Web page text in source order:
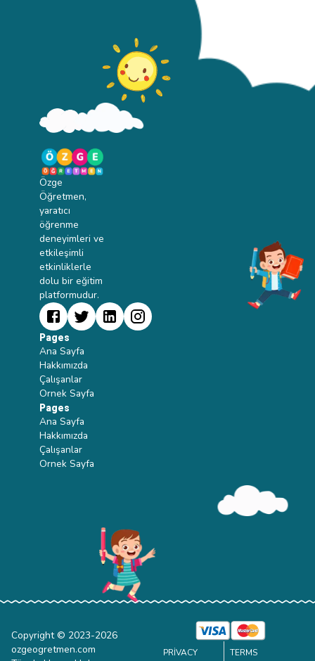
Özge
Öğretmen,
yaratıcı
öğrenme
deneyimleri ve
etkileşimli
etkinliklerle
dolu bir eğitim
platformudur.
Pages
Ana Sayfa
Hakkımızda
Çalışanlar
Ornek Sayfa
Pages
Ana Sayfa
Hakkımızda
Çalışanlar
Ornek Sayfa
Copyright © 2023-2026
ozgeogretmen.com
PRIVACY TERMS